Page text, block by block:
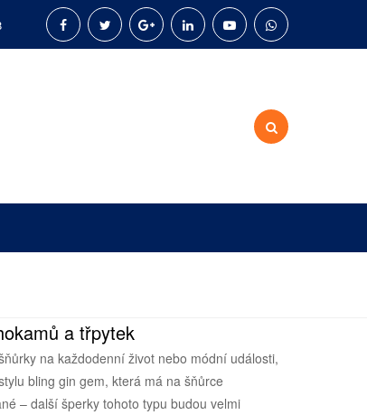
a třpytek
na každodenní život nebo módní události,
bling gin gem, která má na šňůrce
– další šperky tohoto typu budou velmi